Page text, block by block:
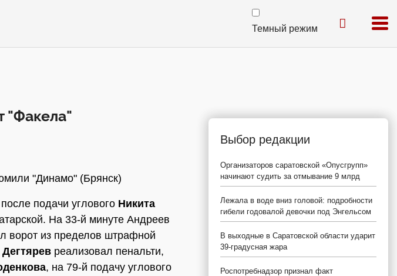
Темный режим
"Факела"
"Динамо" (Брянск)
подачи углового Никита
На 33-й минуте Андреев
ворот из пределов штрафной
реализовал пенальти,
, на 79-й подачу углового
Выбор редакции
Организаторов саратовской «Опусгрупп»
начинают судить за отмывание 9 млрд
Лежала в воде вниз головой: подробности
гибели годовалой девочки под Энгельсом
В выходные в Саратовской области ударит
39-градусная жара
Роспотребнадзор признал факт